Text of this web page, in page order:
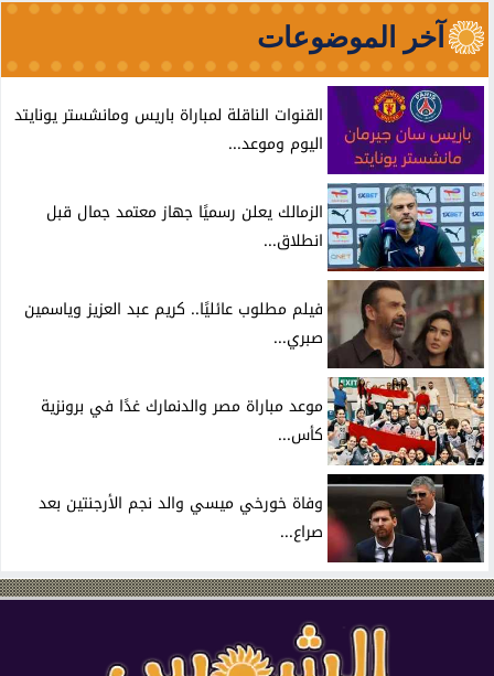
آخر الموضوعات
القنوات الناقلة لمباراة باريس ومانشستر يونايتد
اليوم وموعد...
الزمالك يعلن رسميًا جهاز معتمد جمال قبل
انطلاق...
فيلم مطلوب عائليًا.. كريم عبد العزيز وياسمين
صبري...
موعد مباراة مصر والدنمارك غدًا في برونزية
كأس...
وفاة خورخي ميسي والد نجم الأرجنتين بعد
صراع...